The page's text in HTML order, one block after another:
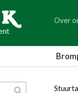
Over